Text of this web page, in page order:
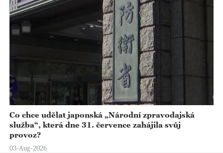
Co chce udělat japonská „Národní zpravodajská
služba“, která dne 31. července zahájila svůj
provoz?
03-Aug-2026